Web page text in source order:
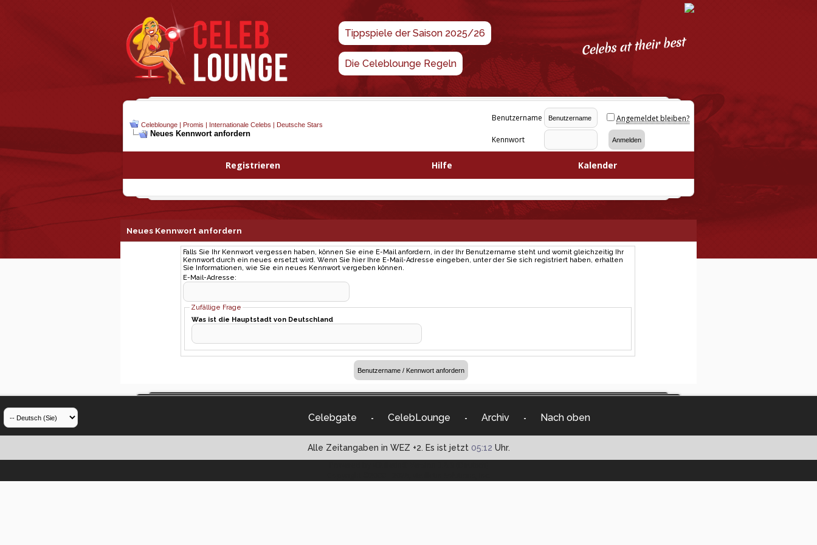
Tippspiele der Saison 2025/26
Die Celeblounge Regeln
Celeblounge | Promis | Internationale Celebs | Deutsche Stars
Neues Kennwort anfordern
Benutzername Angemeldet bleiben?
Kennwort
Registrieren Hilfe Kalender
Neues Kennwort anfordern
Falls Sie Ihr Kennwort vergessen haben, können Sie eine E-Mail anfordern, in der Ihr Benutzername steht und womit gleichzeitig Ihr
Kennwort durch ein neues ersetzt wird. Wenn Sie hier Ihre E-Mail-Adresse eingeben, unter der Sie sich registriert haben, erhalten
Sie Informationen, wie Sie ein neues Kennwort vergeben können.
E-Mail-Adresse:
Zufällige Frage
Was ist die Hauptstadt von Deutschland
Celebgate - CelebLounge - Archiv - Nach oben
Alle Zeitangaben in WEZ +2. Es ist jetzt 05:12 Uhr.